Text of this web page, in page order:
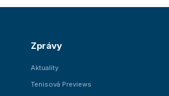
Zprávy
Aktuality
Tenisová Previews